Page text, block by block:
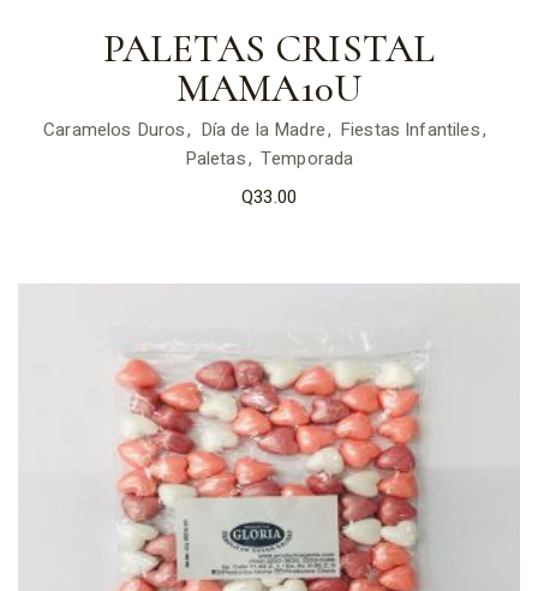
PALETAS CRISTAL
MAMA10U
Caramelos Duros Día de la Madre
Fiestas Infantiles
Paletas Temporada
Q33.00